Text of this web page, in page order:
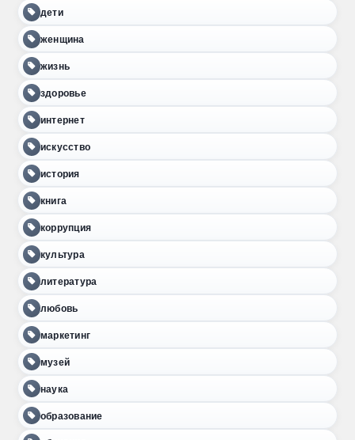
дети
женщина
жизнь
здоровье
интернет
искусство
история
книга
коррупция
культура
литература
любовь
маркетинг
музей
наука
образование